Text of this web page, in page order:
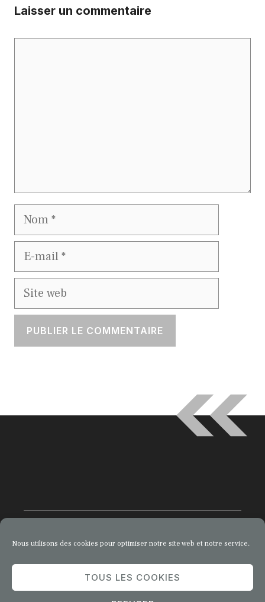
Nous utilisons des cookies pour optimiser notre site web et notre service.
TOUS LES COOKIES
Laisser un commentaire
Nom
E-
Site
Terms of Service